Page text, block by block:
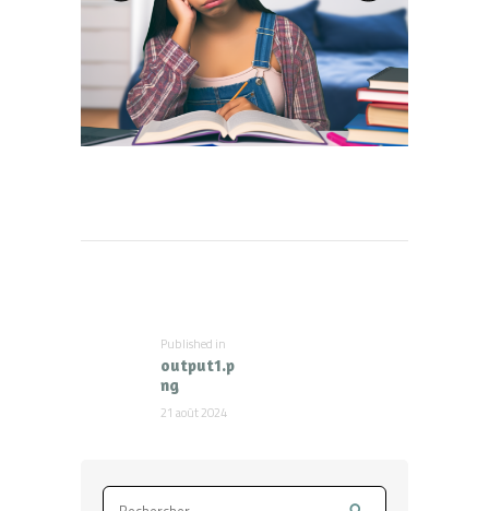
Published in
post:
output1.p
ng
21 août 2024
Rechercher :